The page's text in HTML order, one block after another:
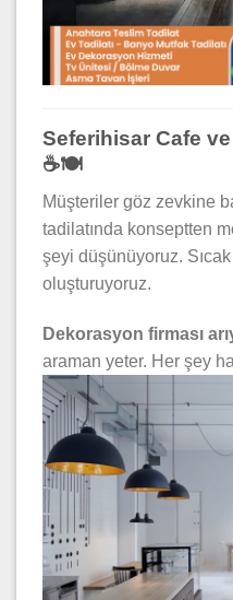
Seferihisar Cafe
☕🍽️
Müşteriler göz zevkine
tadilatında konseptten
şeyi düşünüyoruz.
oluşturuyoruz.
Dekorasyon firması
araman yeter. Her şey